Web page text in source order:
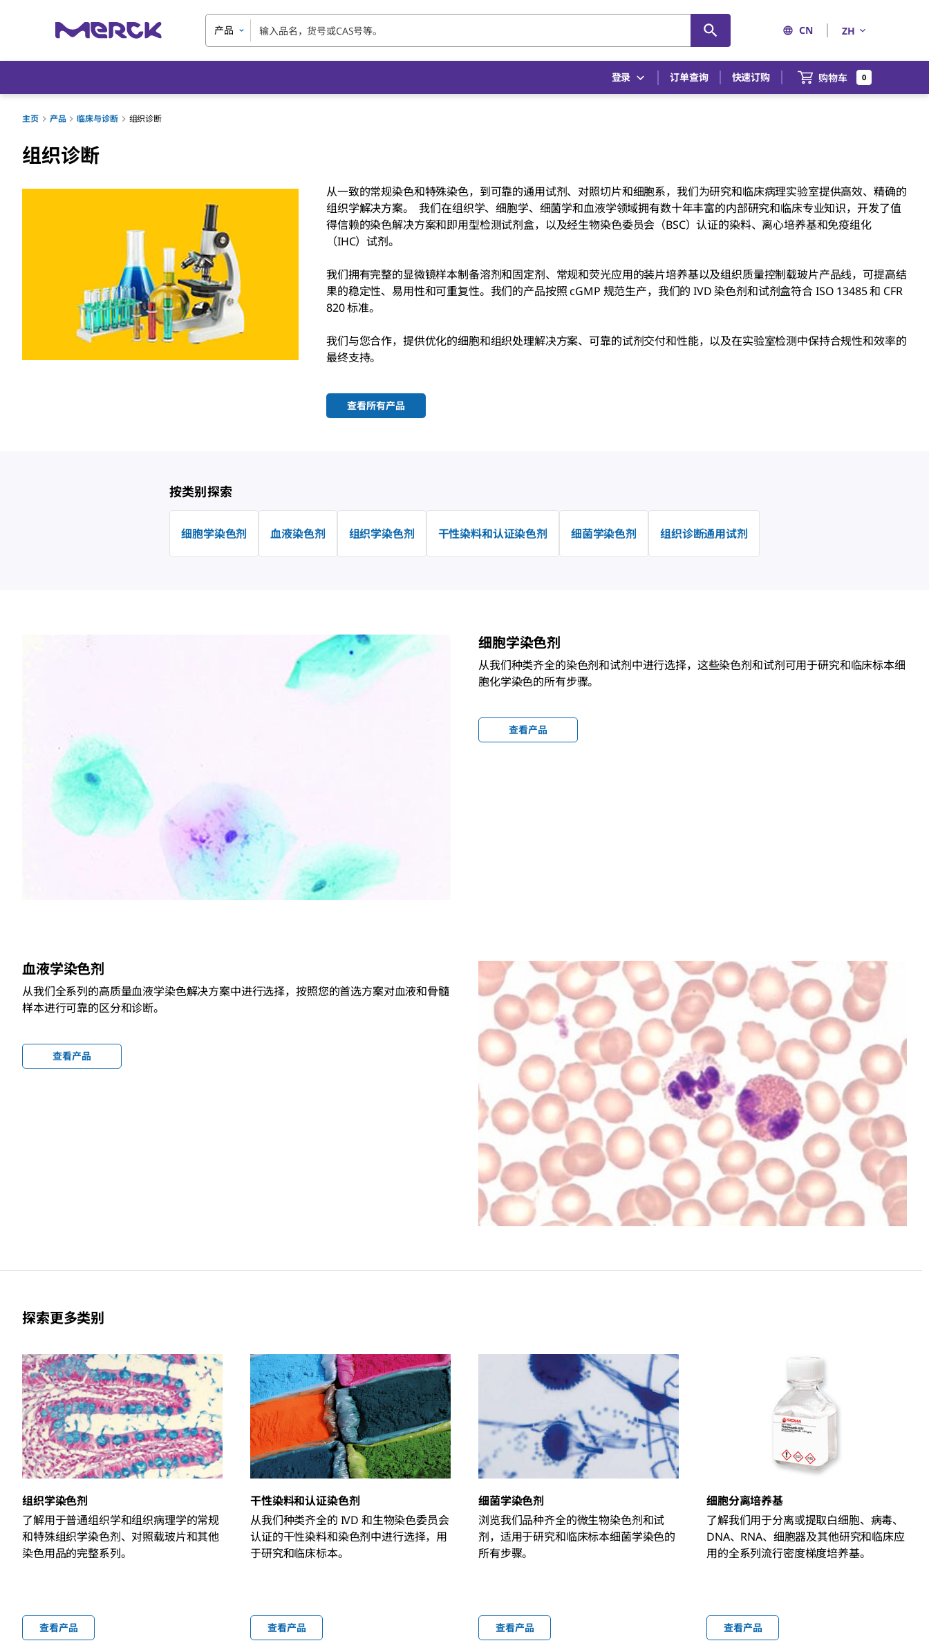
产品 CN ZH
登录 订单查询 快速订购 购物车 0
主页 产品 临床与诊断 组织诊断
组织诊断
从一致的常规染色和特殊染色，到可靠的通用试剂、对照切片和细胞系，我们为研究和临床病理实验室提供高效、精确的
组织学解决方案。 我们在组织学、细胞学、细菌学和血液学领域拥有数十年丰富的内部研究和临床专业知识，开发了值
得信赖的染色解决方案和即用型检测试剂盒，以及经生物染色委员会（BSC）认证的染料、离心培养基和免疫组化
（IHC）试剂。
我们拥有完整的显微镜样本制备溶剂和固定剂、常规和荧光应用的装片培养基以及组织质量控制载玻片产品线，可提高结
果的稳定性、易用性和可重复性。我们的产品按照 cGMP 规范生产，我们的 IVD 染色剂和试剂盒符合 ISO 13485 和 CFR
820 标准。
我们与您合作，提供优化的细胞和组织处理解决方案、可靠的试剂交付和性能，以及在实验室检测中保持合规性和效率的
最终支持。
查看所有产品
按类别探索
细胞学染色剂 血液染色剂 组织学染色剂 干性染料和认证染色剂 细菌学染色剂 组织诊断通用试剂
细胞学染色剂
从我们种类齐全的染色剂和试剂中进行选择，这些染色剂和试剂可用于研究和临床标本细
胞化学染色的所有步骤。
查看产品
血液学染色剂
从我们全系列的高质量血液学染色解决方案中进行选择，按照您的首选方案对血液和骨髓
样本进行可靠的区分和诊断。
查看产品
探索更多类别
组织学染色剂
了解用于普通组织学和组织病理学的常规
和特殊组织学染色剂、对照载玻片和其他
染色用品的完整系列。
查看产品
干性染料和认证染色剂
从我们种类齐全的 IVD 和生物染色委员会
认证的干性染料和染色剂中进行选择，用
于研究和临床标本。
查看产品
细菌学染色剂
浏览我们品种齐全的微生物染色剂和试
剂，适用于研究和临床标本细菌学染色的
所有步骤。
查看产品
细胞分离培养基
了解我们用于分离或提取白细胞、病毒、
DNA、RNA、细胞器及其他研究和临床应
用的全系列流行密度梯度培养基。
查看产品